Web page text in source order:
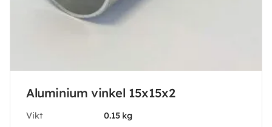
Aluminium vinkel 15x15x2
Vikt
0.15 kg